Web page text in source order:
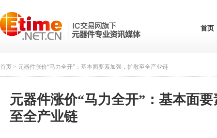
首页
首页 > 元器件涨价“马力全开”：基本面要素加强，扩散至全产业链
元器件涨价“马力全开”：基本面
至全产业链